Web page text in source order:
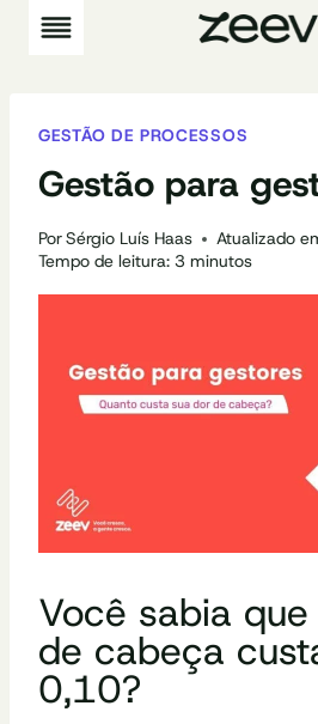
Pular
para
GESTÃO DE PROCESSOS
Gestão para
PorSérgio Luís Haas Atualizado
Tempo de leitura: 3 minutos
Você sabia
de cabeça
0,10?